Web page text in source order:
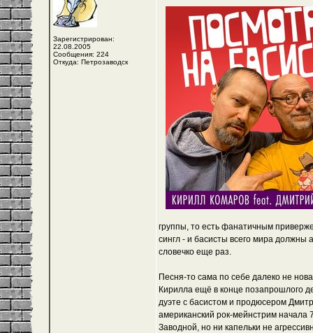
Зарегистрирован:
22.08.2005
Сообщения: 224
Откуда: Петрозаводск
группы, то есть фанатичным
сингл - и басисты всего мира должны
словечко еще раз.
Песня-то сама по себе далеко не
Кирилла ещё в конце позапрошлого
дуэте с басистом и продюсером
американский рок-мейнстрим
Заводной, но ни капельки не